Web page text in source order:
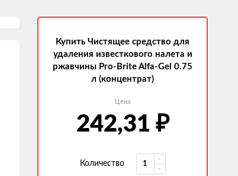
Купить Чистящее средство для
удаления известкового налета и
ржавчины Pro-Brite Alfa-Gel 0.75
л (концентрат)
Цена
242,31 ₽
Количество